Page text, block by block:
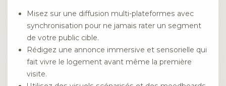
Misez sur une diffusion multi-plateformes avec
synchronisation pour ne jamais rater un segment
de votre public cible.
Rédigez une annonce immersive et sensorielle qui
fait vivre le logement avant même la première
visite.